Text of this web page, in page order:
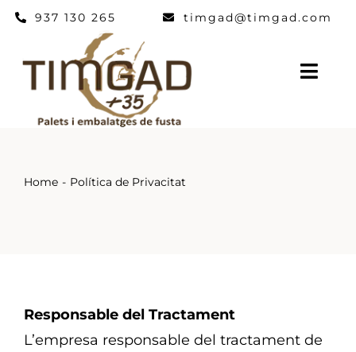
Skip
content
937 130 265 timgad@timgad.com
Inici
ALTRES PRODUCTES
Home Política de Privacitat
Responsable del Tractament
L’empresa responsable del tractament de